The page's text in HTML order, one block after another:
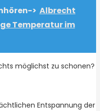
> Albrecht
Temperatur im
möglichst zu schonen?
Entspannung der